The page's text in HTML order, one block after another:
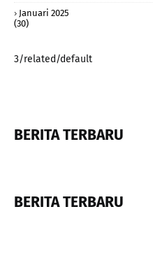
Januari 2025
(30)
3/related/default
BERITA TERBARU
BERITA TERBARU